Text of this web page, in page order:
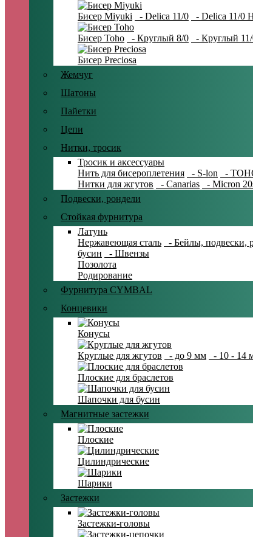
Бисер Miyuki - Delica 11/0 - Delica 11/0
Бисер Toho - Круглый 8/0 - Круглый
Бисер Preciosa
Жемчуг
Шатоны
Пайетки
Цепи
Нитки, тросик
Тросик и аксессуары
Нить для бисероплетения
- S-lon -
Нитки для жгутов
- Canarias - Micron
Подвески, рондели
Стойкая фурнитура
Латунь
Нержавеющая сталь
- Бейлы, подвески,
бусин
- Швензы
Позолота
Родирование
Фурнитура CYMBAL
Концевики
Конусы
Круглые для жгутов - до 9 мм - 10 - 14
Плоские для браслетов
Шапочки для бусин
Магнитные застежки
Плоские
Цилиндрические
Шарики
Застежки
Застежки-головы